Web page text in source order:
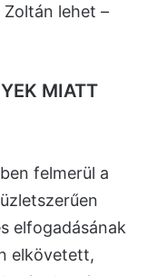
lehet –
MIATT
felmerül a
elfogadásának
elkövetett,